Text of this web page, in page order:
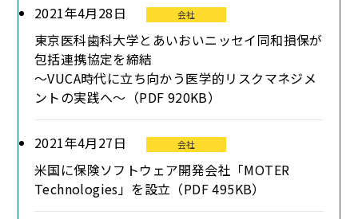
2021年4月28日 会社
東京医科歯科大学とあいおいニッセイ同和損保が
包括連携協定を締結
～VUCA時代に立ち向かう医学的リスクマネジメ
ントの実践へ～（PDF 920KB）
2021年4月27日 会社
米国に保険ソフトウェア開発会社「MOTER
Technologies」を設立（PDF 495KB）